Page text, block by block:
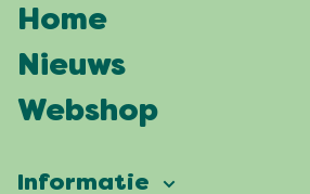
Home
Nieuws
Webshop
Informatie